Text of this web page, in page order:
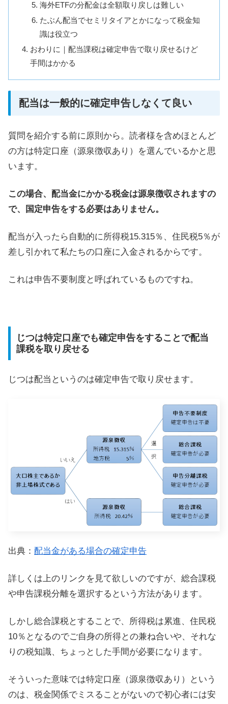
海外ETFの分配金は全額取り戻しは難しい
たぶん配当でセミリタイアとかになって税金知
識は役立つ
おわりに｜配当課税は確定申告で取り戻せるけど
手間はかかる
配当は一般的に確定申告しなくて良い
質問を紹介する前に原則から。読者様を含めほとんど
の方は特定口座（源泉徴収あり）を選んでいるかと思
います。
この場合、配当金にかかる税金は源泉徴収されますの
で、国定申告をする必要はありません。
配当が入ったら自動的に所得税15.315％、住民税5％が
差し引かれて私たちの口座に入金されるからです。
これは申告不要制度と呼ばれているものですね。
じつは特定口座でも確定申告をすることで配当
課税を取り戻せる
じつは配当というのは確定申告で取り戻せます。
出典： 配当金がある場合の確定申告
詳しくは上のリンクを見て欲しいのですが、総合課税
や申告課税分離を選択するという方法があります。
しかし総合課税とすることで、所得税は累進、住民税
10％となるのでご自身の所得との兼ね合いや、それな
りの税知識、ちょっとした手間が必要になります。
そういった意味では特定口座（源泉徴収あり）という
のは、税金関係でミスることがないので初心者には安